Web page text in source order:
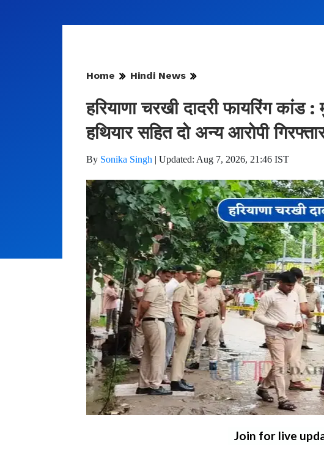
Home Hindi News
हरियाणा चरखी दादरी फायरिंग
हथियार सहित दो अन्य आरोपी
By Sonika Singh | Updated: Aug 7, 2026, 21:46 IST
Join for live